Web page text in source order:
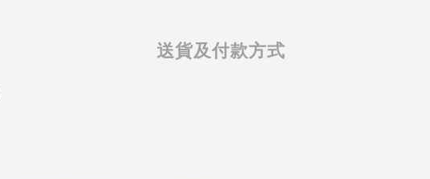
送貨及付款方式